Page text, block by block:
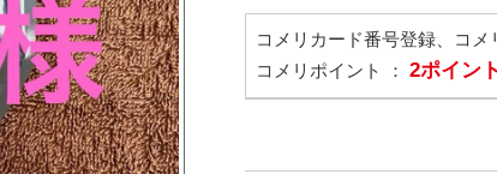
コメリカード番号登録、コ
コメリポイント ： 2ポイン